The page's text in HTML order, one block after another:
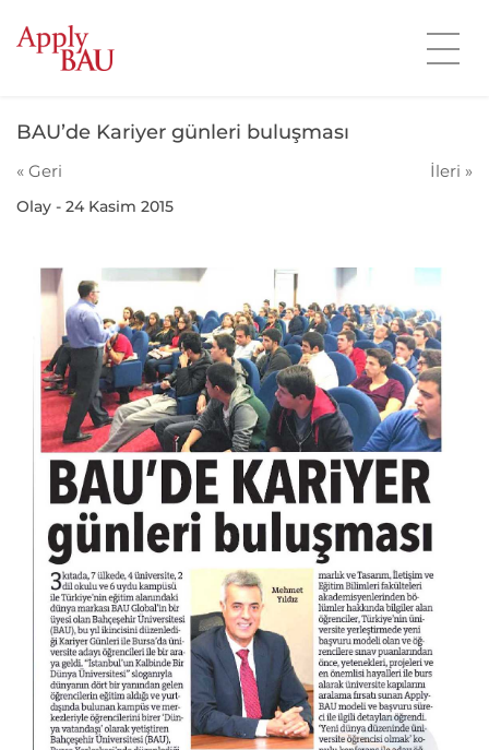
BAU’de Kariyer günleri buluşması
« Geri İleri »
Olay - 24 Kasim 2015